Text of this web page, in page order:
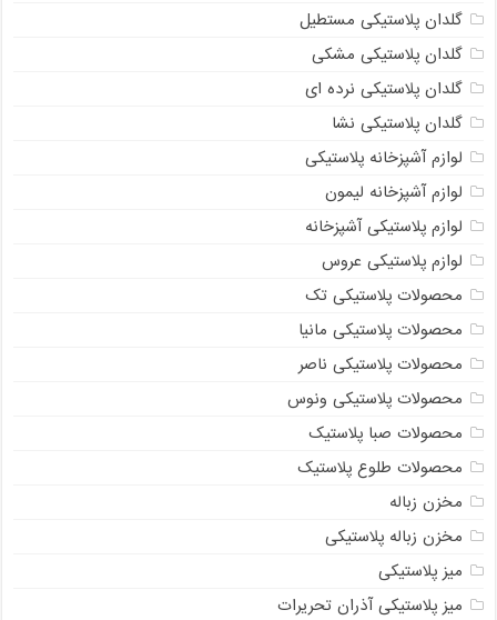
گلدان پلاستیکی مستطیل
گلدان پلاستیکی مشکی
گلدان پلاستیکی نرده ای
گلدان پلاستیکی نشا
لوازم آشپزخانه پلاستیکی
لوازم آشپزخانه لیمون
لوازم پلاستیکی آشپزخانه
لوازم پلاستیکی عروس
محصولات پلاستیکی تک
محصولات پلاستیکی مانیا
محصولات پلاستیکی ناصر
محصولات پلاستیکی ونوس
محصولات صبا پلاستیک
محصولات طلوع پلاستیک
مخزن زباله
مخزن زباله پلاستیکی
میز پلاستیکی
میز پلاستیکی آذران تحریرات